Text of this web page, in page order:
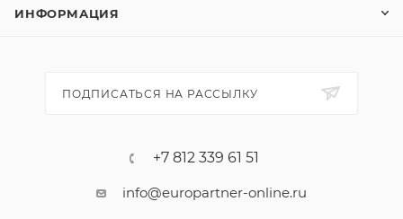
ИНФОРМАЦИЯ
ПОДПИСАТЬСЯ НА РАССЫЛКУ
+7 812 339 61 51
info@europartner-online.ru